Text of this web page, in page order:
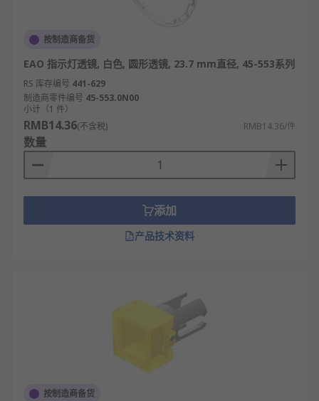
按制造商备货
EAO 指示灯透镜, 白色, 圆形透镜, 23.7 mm直径, 45-553系列
RS 库存编号 441-629
制造商零件编号 45-553.0N00
小计（1 件）
RMB14.36(不含税) RMB14.36/件
数量
添加
产品技术资料
按制造商备货